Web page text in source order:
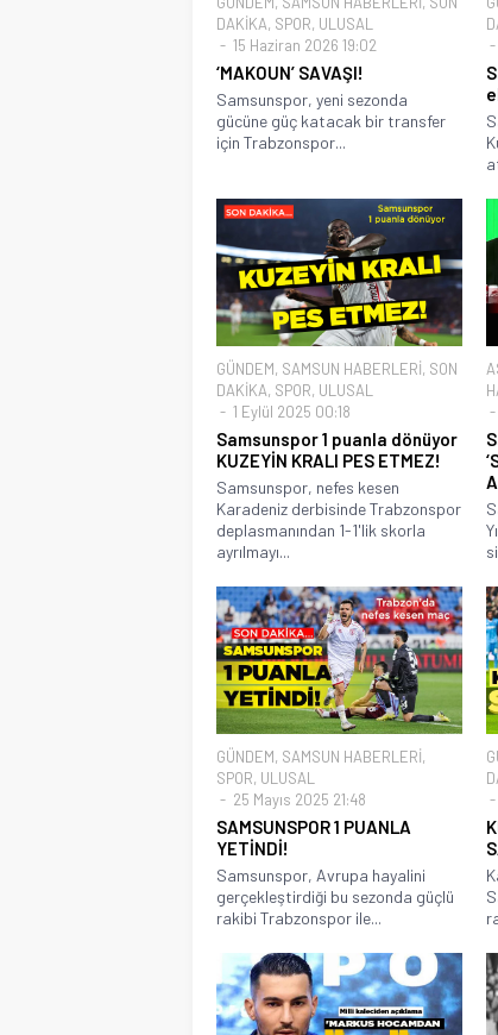
DAKİKA, SPOR, ULUSAL
15 Haziran 2026 19:02
‘MAKOUN’ SAVAŞI!
Samsunspor, yeni sezonda
gücüne güç katacak bir transfer
için Trabzonspor...
GÜNDEM, SAMSUN HABERLERİ, SON
DAKİKA, SPOR, ULUSAL
1 Eylül 2025 00:18
Samsunspor 1 puanla dönüyor
KUZEYİN KRALI PES ETMEZ!
Samsunspor, nefes kesen
Karadeniz derbisinde Trabzonspor
deplasmanından 1-1'lik skorla
ayrılmayı...
GÜNDEM, SAMSUN HABERLERİ,
SPOR, ULUSAL
25 Mayıs 2025 21:48
SAMSUNSPOR 1 PUANLA
YETİNDİ!
Samsunspor, Avrupa hayalini
gerçekleştirdiği bu sezonda güçlü
rakibi Trabzonspor ile...